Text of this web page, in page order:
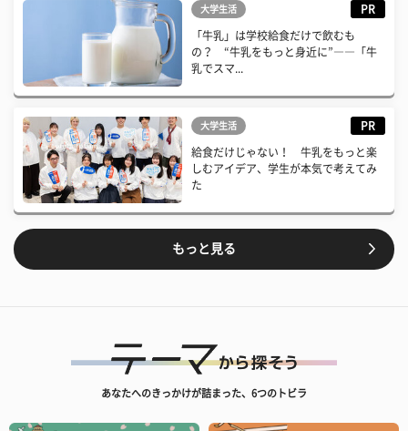
大学生活 PR
「牛乳」は学校給食だけで飲むも
の？ “牛乳をもっと身近に”――「牛
乳でスマ...
大学生活 PR
給食だけじゃない！ 牛乳をもっと楽
しむアイデア、学生が本気で考えてみ
た
もっと見る
あなたへのきっかけが詰まった、6つのトビラ